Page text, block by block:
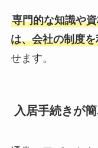
専門的な知識や
は、会社の制度
せます。
入居手続きが